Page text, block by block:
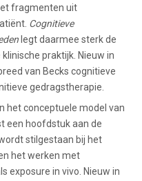
fragmenten uit
Cognitieve
legt daarmee sterk de
praktijk. Nieuw in
van Becks cognitieve
gedragstherapie.
het conceptuele model van
een hoofdstuk aan de
stilgestaan bij het
het werken met
exposure in vivo. Nieuw in